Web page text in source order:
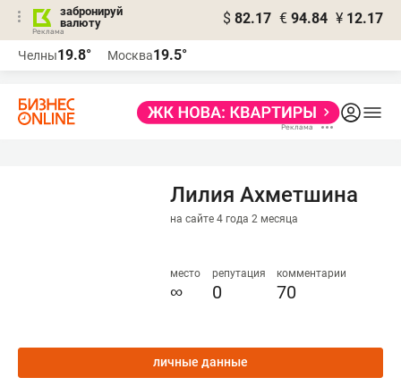
забронируй
валюту
$ 82.17 € 94.84 ¥ 12.17
Челны19.8° Москва19.5°
Лилия Ахметшина
на сайте 4 года 2 месяца
место
∞
репутация
0
комментарии
70
личные данные